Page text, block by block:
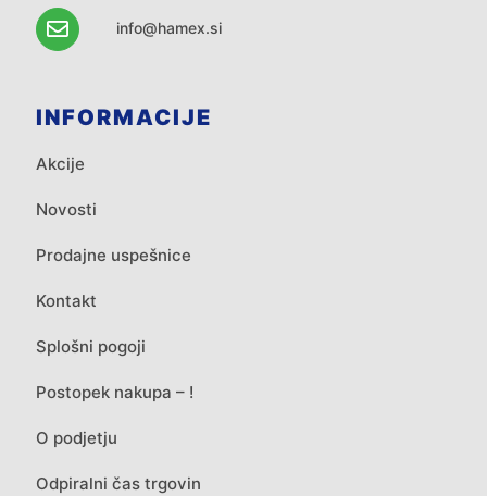
info@hamex.si
INFORMACIJE
Akcije
Novosti
Prodajne uspešnice
Kontakt
Splošni pogoji
Postopek nakupa – !
O podjetju
Odpiralni čas trgovin